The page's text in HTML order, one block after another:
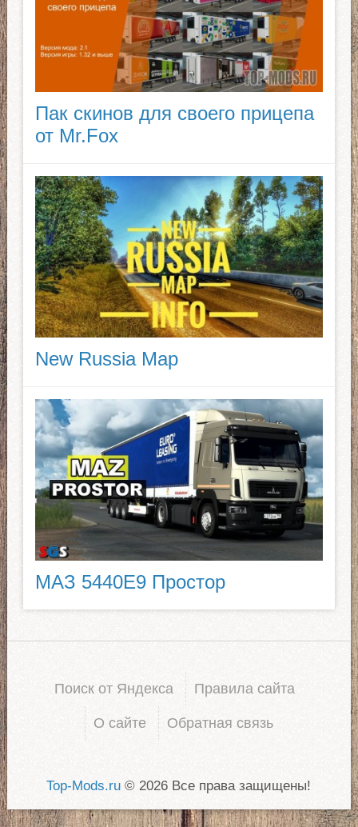
Пак скинов для своего прицепа
от Mr.Fox
New Russia Map
МАЗ 5440E9 Простор
Поиск от Яндекса Правила сайта
О сайте Обратная связь
Top-Mods.ru © 2026 Все права защищены!